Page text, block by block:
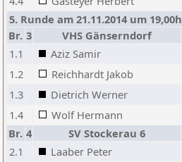
5. Runde am 21.11.2014 um 19,00h
Br. 3 VHS Gänserndorf
1.1
Aziz Samir
1.2
Reichhardt Jakob
1.3
Dietrich Werner
1.4
Wolf Hermann
Br. 4 SV Stockerau 6
2.1
Laaber Peter